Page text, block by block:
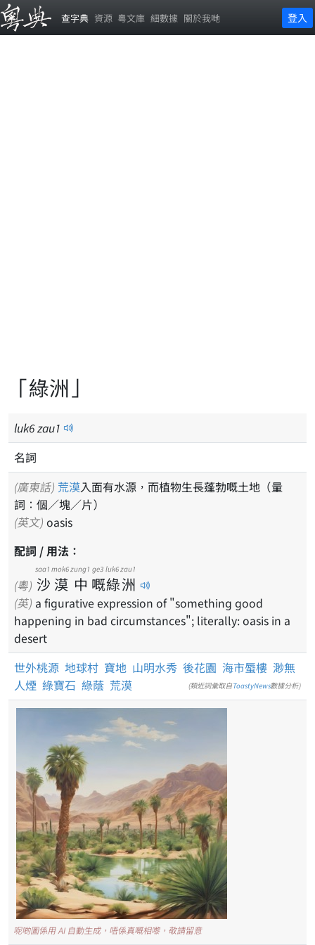
查字典 資源 粵文庫 細數據 關於我哋 登入
「綠洲」
luk6zau1
名詞
(廣東話) 荒漠入面有水源，而植物生長蓬勃嘅土地（量
詞：個／塊／片）
(英文) oasis
配詞 / 用法：
(粵) 沙
saa1
漠
mok6
中
zung1
嘅
ge3
綠
luk6
洲
zau1
(英) a figurative expression of "something good
happening in bad circumstances"; literally: oasis in a
desert
世外桃源 地球村 寶地 山明水秀 後花園 海市蜃樓 渺無
人煙 綠寶石 綠蔭 荒漠 (類近詞彙取自ToastyNews數據分析)
呢啲圖係用 AI 自動生成，唔係真嘅相嚟，敬請留意